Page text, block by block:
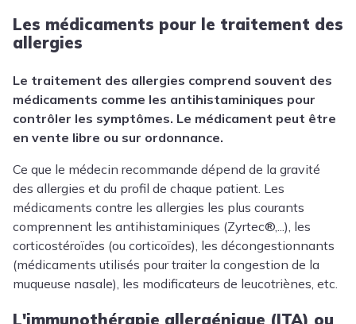
Les médicaments pour le traitement des
allergies
Le traitement des allergies comprend souvent des
médicaments comme les antihistaminiques pour
contrôler les symptômes. Le médicament peut être
en vente libre ou sur ordonnance.
Ce que le médecin recommande dépend de la gravité
des allergies et du profil de chaque patient. Les
médicaments contre les allergies les plus courants
comprennent les antihistaminiques (Zyrtec®,...), les
corticostéroïdes (ou corticoïdes), les décongestionnants
(médicaments utilisés pour traiter la congestion de la
muqueuse nasale), les modificateurs de leucotriènes, etc.
L'immunothérapie allergénique (ITA) ou